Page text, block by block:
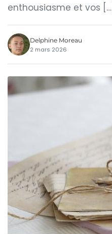
enthousiasme et vos […]
Delphine Moreau
2 mars 2026